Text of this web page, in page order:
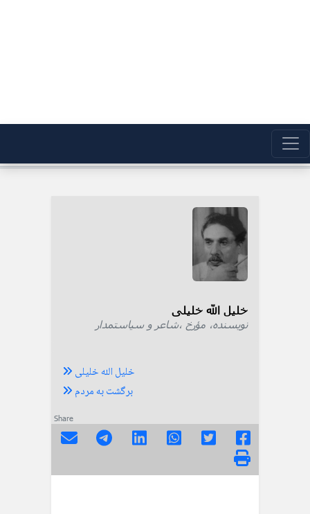
خلیل الله خلیلی
نویسنده، مؤرخ ،شاعر و سیاستمدار
خلیل الله خلیلی
برگشت به مردم
Share